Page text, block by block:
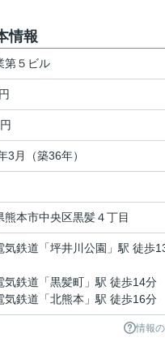
情報
第５ビル
3月（築36年）
熊本市中央区黒髪４丁目
気鉄道 「坪井川公園 」駅 徒歩
気鉄道 「黒髪町 」駅 徒歩14分
気鉄道 「北熊本 」駅 徒歩16分
情報